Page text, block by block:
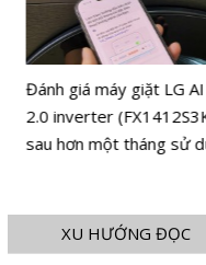
Đánh giá máy giặt LG AI
2.0 inverter
sau hơn một tháng sử
XU HƯỚNG ĐỌC